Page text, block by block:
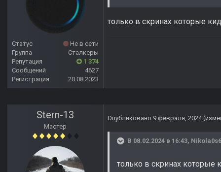
Статус
Не в сети
Группа
Сталкеры
Репутация
1 374
Сообщений
4627
Регистрация
20.08.2023
только в скринах которые
Stern-13
Мастер
Опубликовано 9 февраля, 2024
В 08.02.2024 в 16:43,
только в скринах которые